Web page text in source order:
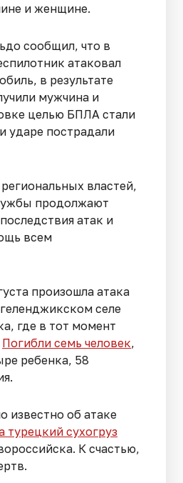
и женщине.
сообщил, что в
атаковал
в результате
мужчина и
целью БПЛА стали
ударе пострадали
властей,
продолжают
атак и
всем
произошла атака
селе
где в тот момент
Погибли семь человек,
ребенка, 58
известно об атаке
турецкий сухогруз
К счастью,